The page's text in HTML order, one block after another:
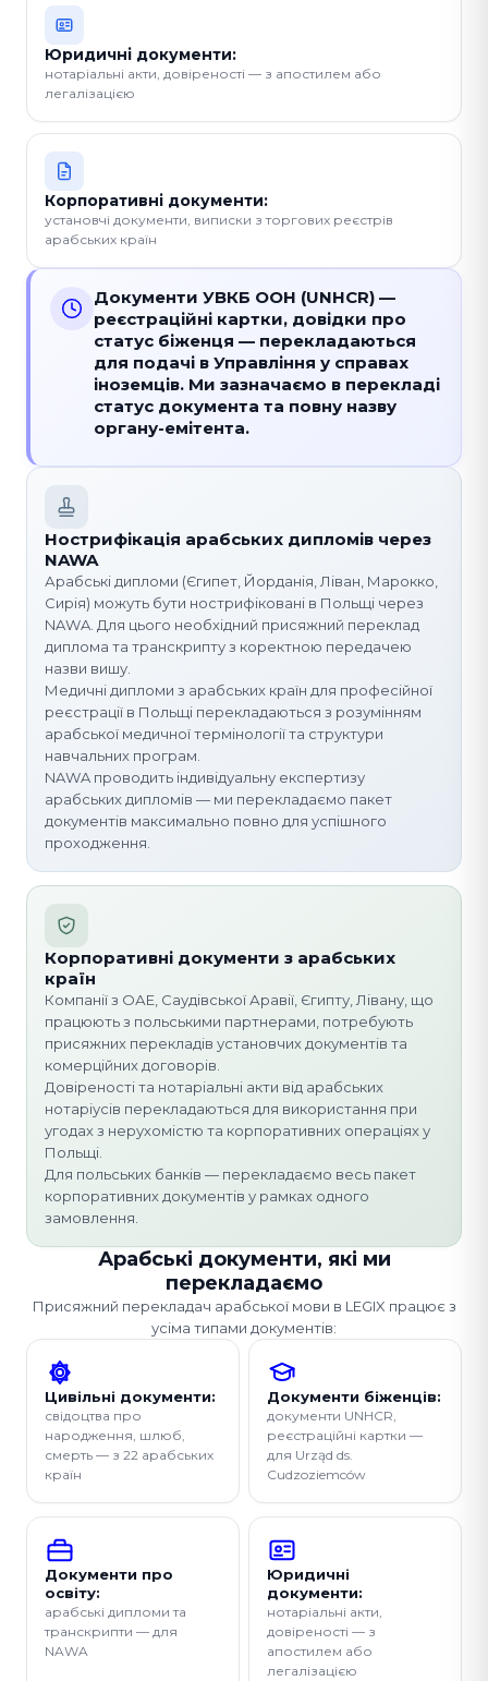
Юридичні документи:
нотаріальні акти, довіреності — з апостилем або
легалізацією
Корпоративні документи:
установчі документи, виписки з торгових реєстрів
арабських країн
Документи УВКБ ООН (UNHCR) —
реєстраційні картки, довідки про
статус біженця — перекладаються
для подачі в Управління у справах
іноземців. Ми зазначаємо в перекладі
статус документа та повну назву
органу-емітента.
Нострифікація арабських дипломів через
NAWA
Арабські дипломи (Єгипет, Йорданія, Ліван, Марокко,
Сирія) можуть бути нострифіковані в Польщі через
NAWA. Для цього необхідний присяжний переклад
диплома та транскрипту з коректною передачею
назви вишу.
Медичні дипломи з арабських країн для професійної
реєстрації в Польщі перекладаються з розумінням
арабської медичної термінології та структури
навчальних програм.
NAWA проводить індивідуальну експертизу
арабських дипломів — ми перекладаємо пакет
документів максимально повно для успішного
проходження.
Корпоративні документи з арабських
країн
Компанії з ОАЕ, Саудівської Аравії, Єгипту, Лівану, що
працюють з польськими партнерами, потребують
присяжних перекладів установчих документів та
комерційних договорів.
Довіреності та нотаріальні акти від арабських
нотаріусів перекладаються для використання при
угодах з нерухомістю та корпоративних операціях у
Польщі.
Для польських банків — перекладаємо весь пакет
корпоративних документів у рамках одного
замовлення.
Арабські документи, які ми
перекладаємо
Присяжний перекладач арабської мови в LEGIX працює з
усіма типами документів:
Цивільні документи:
свідоцтва про
народження, шлюб,
смерть — з 22 арабських
країн
Документи біженців:
документи UNHCR,
реєстраційні картки —
для Urząd ds.
Cudzoziemców
Документи про
освіту:
арабські дипломи та
транскрипти — для
NAWA
Юридичні
документи:
нотаріальні акти,
довіреності — з
апостилем або
легалізацією